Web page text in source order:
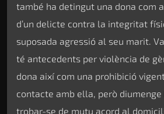
també ha detingut una dona com
d’un delicte contra la integritat
suposada agressió al seu marit.
té antecedents per violència de
dona així com una prohibició
contacte amb ella, però
trobar-se de mutu acord al